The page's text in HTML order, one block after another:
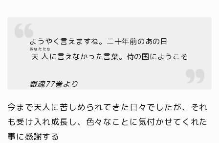
ようやく言えますね。二十年前のあの日
天人
あなたたち
に言えなかった言葉。侍の国にようこそ
銀魂77巻より
今まで天人に苦しめられてきた日々でしたが、それ
も受け入れ成長し、色々なことに気付かせてくれた
事に感謝する